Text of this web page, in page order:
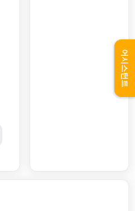
, 환경설비, 폐기물재활용
어시스턴트